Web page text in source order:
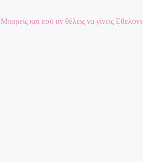
Μπορείς και εσύ αν θέλεις να γίνεις